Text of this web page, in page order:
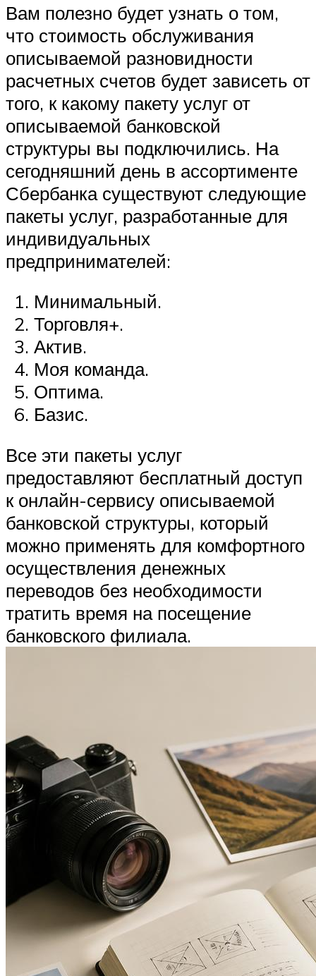
Вам полезно будет узнать о том,
что стоимость обслуживания
описываемой разновидности
расчетных счетов будет зависеть от
того, к какому пакету услуг от
описываемой банковской
структуры вы подключились. На
сегодняшний день в ассортименте
Сбербанка существуют следующие
пакеты услуг, разработанные для
индивидуальных
предпринимателей:
Минимальный.
Торговля+.
Актив.
Моя команда.
Оптима.
Базис.
Все эти пакеты услуг
предоставляют бесплатный доступ
к онлайн-сервису описываемой
банковской структуры, который
можно применять для комфортного
осуществления денежных
переводов без необходимости
тратить время на посещение
банковского филиала.